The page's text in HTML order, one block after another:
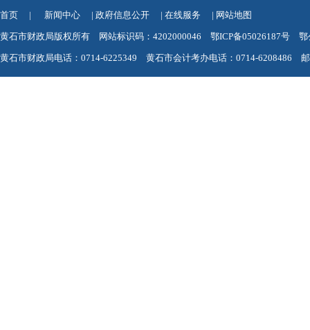
首页 | 新闻中心 | 政府信息公开 | 在线服务 | 网站地图
黄石市财政局版权所有 网站标识码：4202000046 鄂ICP备05026187号 鄂
黄石市财政局电话：0714-6225349 黄石市会计考办电话：0714-6208486